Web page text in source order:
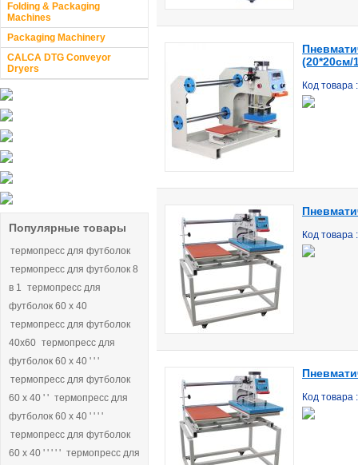
Folding & Packaging
Machines
Packaging Machinery
CALCA DTG Conveyor
Dryers
Популярные товары
термопресс для футболок
термопресс для футболок 8
в 1 термопресс для
футболок 60 х 40
термопресс для футболок
40х60 термопресс для
футболок 60 х 40 ' ' '
термопресс для футболок
60 х 40 ' ' термопресс для
футболок 60 х 40 ' ' ' '
термопресс для футболок
60 х 40 ' ' ' ' ' термопресс для
(20*20см/
Код товара
Код товара
Код товара